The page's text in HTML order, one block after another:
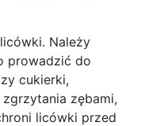
Należy
prowadzić do
cukierki,
zębami,
licówki przed